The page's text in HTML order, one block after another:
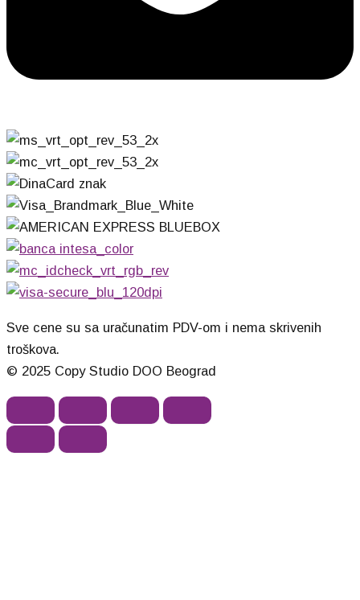
Sve cene su sa uračunatim PDV-om i nema skrivenih
troškova.
© 2025 Copy Studio DOO Beograd